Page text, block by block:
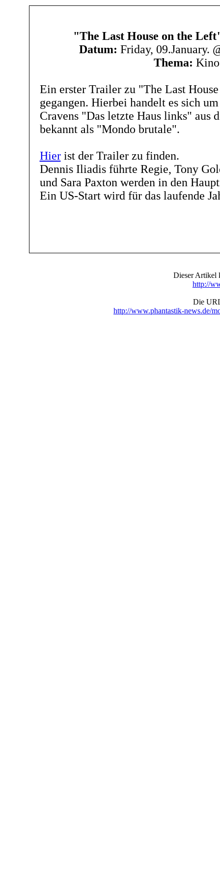
"The Last House on the
Datum: Friday, 09.January.
Thema: Kino
Ein erster Trailer zu "The Last
gegangen. Hierbei handelt es sich
Cravens "Das letzte Haus links" aus
bekannt als "Mondo brutale".
Hierist der Trailer zu finden.
Dennis Iliadis führte Regie, Tony
und Sara Paxton werden in den
Ein US-Start wird für das laufende
Dieser Artikel
http://
Die
http://www.phantastik-news.de/